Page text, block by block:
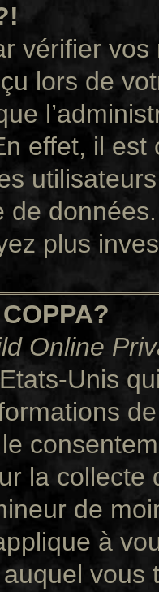
vérifier vos
lors de
effet, il
de
plus
Online
Unis
la collecte
de
à
vous